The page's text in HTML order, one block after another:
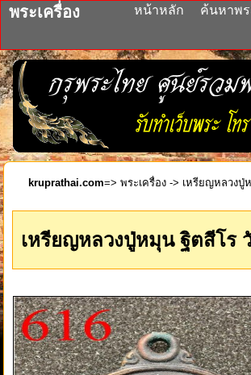
พระเครื่อง หน้าหลัก ค้นหาพร
kruprathai.com=> พระเครื่อง -> เหรียญหลวงปู่
เหรียญหลวงปู่หมุน ฐิตสีโร